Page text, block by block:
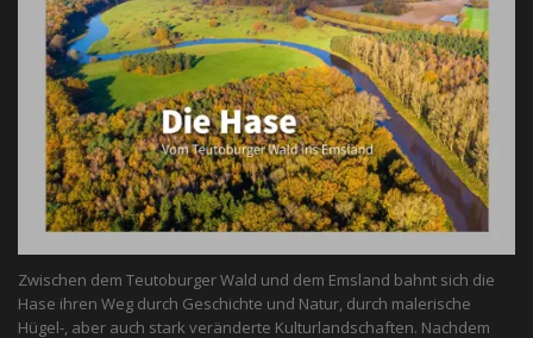
Zwischen dem Teutoburger Wald und dem Emsland bahnt sich die
Hase ihren Weg durch Geschichte und Natur, durch malerische
Hügel-, aber auch stark veränderte Kulturlandschaften. Nachdem